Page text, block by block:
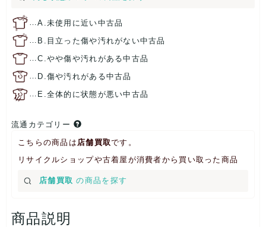
…A.未使用に近い中古品
… B.目立った傷や汚れがない中古品
…C.やや傷や汚れがある中古品
… D.傷や汚れがある中古品
… E.全体的に状態が悪い中古品
流通カテゴリー
こちらの商品は 店舗買取です。
リサイクルショップや古着屋が消費者から買い取った商品
店舗買取 の商品を探す
商品説明